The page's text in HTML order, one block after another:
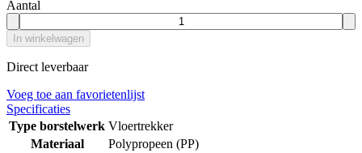
Aantal
In winkelwagen
Direct leverbaar
Voeg toe aan favorietenlijst
Specificaties
Type borstelwerk Vloertrekker
Materiaal
Polypropeen (PP)